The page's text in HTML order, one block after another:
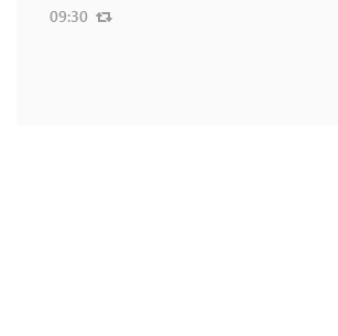
09:30